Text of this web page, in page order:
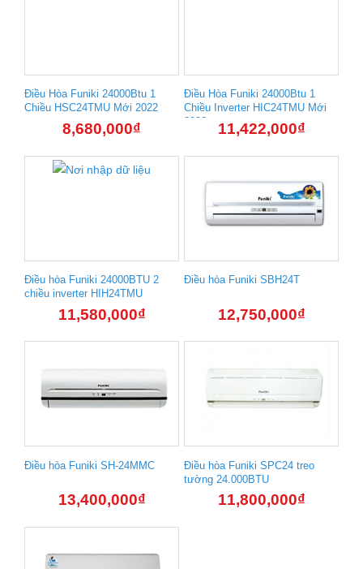
Điều Hòa Funiki 24000Btu 1
Chiều HSC24TMU Mới 2022
8,680,000₫
Điều Hòa Funiki 24000Btu 1
Chiều Inverter HIC24TMU Mới
2022
11,422,000₫
Điều hòa Funiki 24000BTU 2
chiều inverter HIH24TMU
11,580,000₫
Điều hòa Funiki SBH24T
12,750,000₫
Điều hòa Funiki SH-24MMC
13,400,000₫
Điều hòa Funiki SPC24 treo
tường 24.000BTU
11,800,000₫